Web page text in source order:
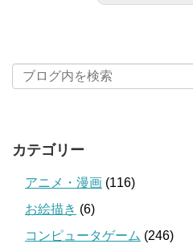
カテゴリー
アニメ・漫画 (116)
お絵描き (6)
コンピュータゲーム (246)